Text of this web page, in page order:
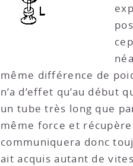
même différence de
n’a d’effet qu’au début
un tube très long que
même force et
communiquera donc
ait acquis autant de